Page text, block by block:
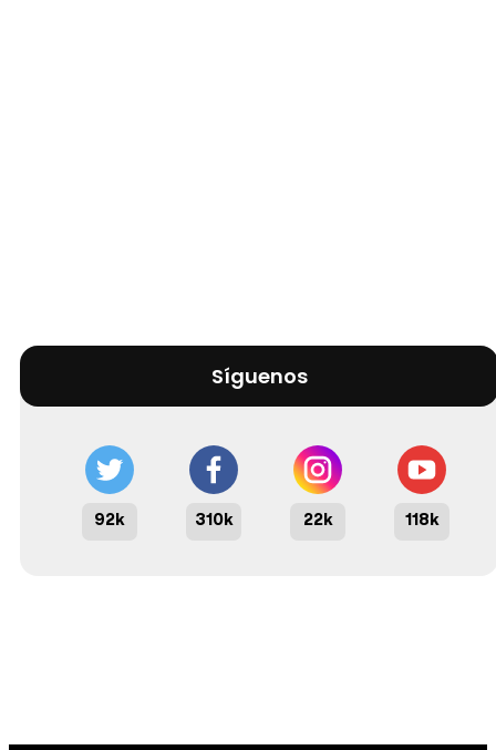
Síguenos
92k 310k 22k 118k